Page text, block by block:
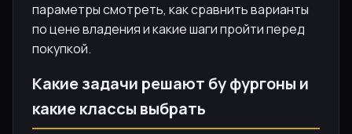
параметры смотреть, как сравнить варианты
по цене владения и какие шаги пройти перед
покупкой.
Какие задачи решают бу фургоны и
какие классы выбрать